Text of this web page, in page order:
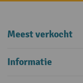
Meest verkocht
Informatie